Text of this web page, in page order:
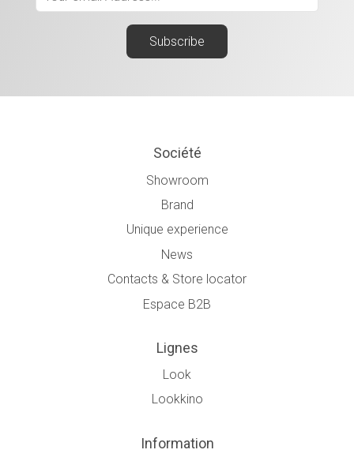
Société
Showroom
Brand
Unique experience
News
Contacts & Store locator
Espace B2B
Lignes
Look
Lookkino
Information